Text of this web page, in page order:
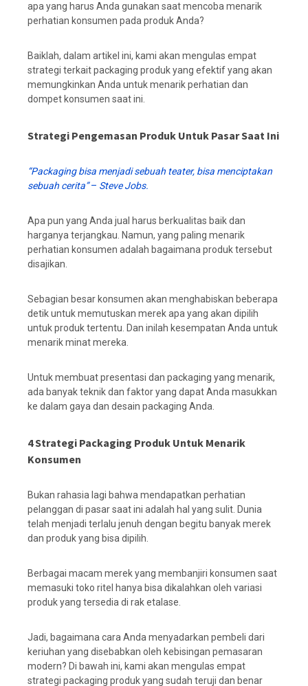
apa yang harus Anda gunakan saat mencoba menarik
perhatian konsumen pada produk Anda?
Baiklah, dalam artikel ini, kami akan mengulas empat
strategi terkait packaging produk yang efektif yang akan
memungkinkan Anda untuk menarik perhatian dan
dompet konsumen saat ini.
Strategi Pengemasan Produk Untuk Pasar Saat Ini
“Packaging bisa menjadi sebuah teater, bisa menciptakan
sebuah cerita”– Steve Jobs.
Apa pun yang Anda jual harus berkualitas baik dan
harganya terjangkau. Namun, yang paling menarik
perhatian konsumen adalah bagaimana produk tersebut
disajikan.
Sebagian besar konsumen akan menghabiskan beberapa
detik untuk memutuskan merek apa yang akan dipilih
untuk produk tertentu. Dan inilah kesempatan Anda untuk
menarik minat mereka.
Untuk membuat presentasi dan packaging yang menarik,
ada banyak teknik dan faktor yang dapat Anda masukkan
ke dalam gaya dan desain packaging Anda.
4 Strategi Packaging Produk Untuk Menarik
Konsumen
Bukan rahasia lagi bahwa mendapatkan perhatian
pelanggan di pasar saat ini adalah hal yang sulit. Dunia
telah menjadi terlalu jenuh dengan begitu banyak merek
dan produk yang bisa dipilih.
Berbagai macam merek yang membanjiri konsumen saat
memasuki toko ritel hanya bisa dikalahkan oleh variasi
produk yang tersedia di rak etalase.
Jadi, bagaimana cara Anda menyadarkan pembeli dari
keriuhan yang disebabkan oleh kebisingan pemasaran
modern? Di bawah ini, kami akan mengulas empat
strategi packaging produk yang sudah teruji dan benar